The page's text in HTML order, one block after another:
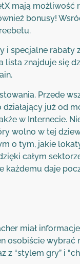
mają możliwość
bonusy!
i specjalne rabaty
lista znajduje się
Przede
już od
w Internecie.
wolno w tej
o tym, jakie
całym
każdemu daje
miał
osobiście wybrać
“stylem gry” i